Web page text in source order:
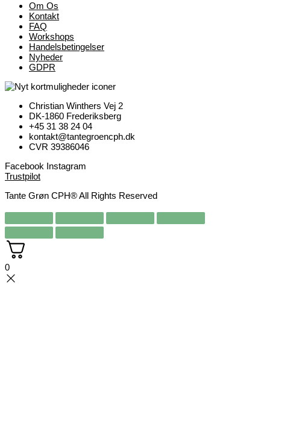
Om Os
Kontakt
FAQ
Workshops
Handelsbetingelser
Nyheder
GDPR
Christian Winthers Vej 2
DK-1860 Frederiksberg
+45 31 38 24 04
kontakt@tantegroencph.dk
CVR 39386046
Facebook Instagram
Trustpilot
Tante Grøn CPH® All Rights Reserved
0